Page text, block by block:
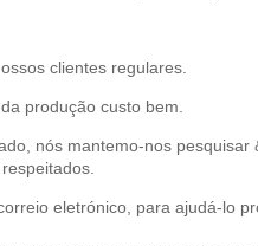
clientes regulares.
produção custo bem.
nós mantemo-nos
eletrónico, para ajudá-lo